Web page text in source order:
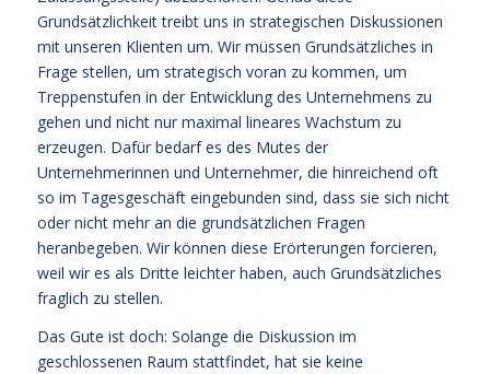
Grundsätzlichkeit treibt uns in strategischen Diskussionen
mit unseren Klienten um. Wir müssen Grundsätzliches in
Frage stellen, um strategisch voran zu kommen, um
Treppenstufen in der Entwicklung des Unternehmens zu
gehen und nicht nur maximal lineares Wachstum zu
erzeugen. Dafür bedarf es des Mutes der
Unternehmerinnen und Unternehmer, die hinreichend oft
so im Tagesgeschäft eingebunden sind, dass sie sich nicht
oder nicht mehr an die grundsätzlichen Fragen
heranbegeben. Wir können diese Erörterungen forcieren,
weil wir es als Dritte leichter haben, auch Grundsätzliches
fraglich zu stellen.
Das Gute ist doch: Solange die Diskussion im
geschlossenen Raum stattfindet, hat sie keine